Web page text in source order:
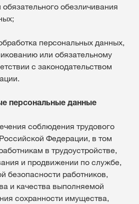
обезличивания
персональных данных,
или обязательному
с законодательством
персональные данные
соблюдения трудового
Федерации, в том
в трудоустройстве,
и продвижении по службе,
безопасности работников,
и качества выполняемой
сохранности имущества,